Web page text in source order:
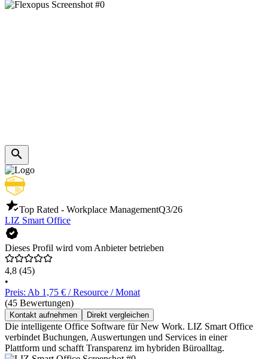
Top Rated - Workplace ManagementQ3/26
LIZ Smart Office
Dieses Profil wird vom Anbieter betrieben
4,8 (45)
•
Preis: Ab 1,75 € / Resource / Monat
(45 Bewertungen)
Kontakt aufnehmen Direkt vergleichen
Die intelligente Office Software für New Work. LIZ Smart Office
verbindet Buchungen, Auswertungen und Services in einer
Plattform und schafft Transparenz im hybriden Büroalltag.